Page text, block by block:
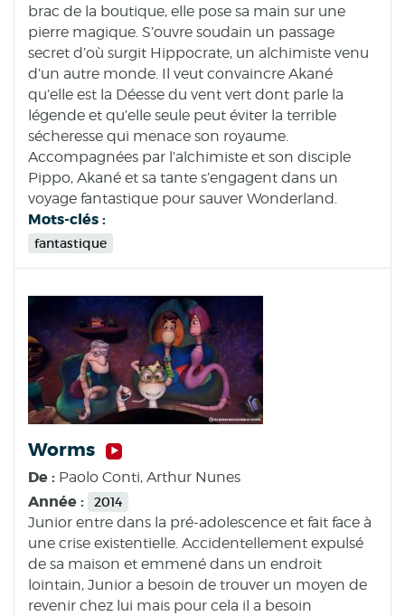
brac de la boutique, elle pose sa main sur une
pierre magique. S’ouvre soudain un passage
secret d’où surgit Hippocrate, un alchimiste venu
d’un autre monde. Il veut convaincre Akané
qu’elle est la Déesse du vent vert dont parle la
légende et qu’elle seule peut éviter la terrible
sécheresse qui menace son royaume.
Accompagnées par l’alchimiste et son disciple
Pippo, Akané et sa tante s’engagent dans un
voyage fantastique pour sauver Wonderland.
Mots-clés :
fantastique
Worms
De : Paolo Conti, Arthur Nunes
Année : 2014
Junior entre dans la pré-adolescence et fait face à
une crise existentielle. Accidentellement expulsé
de sa maison et emmené dans un endroit
lointain, Junior a besoin de trouver un moyen de
revenir chez lui mais pour cela il a besoin